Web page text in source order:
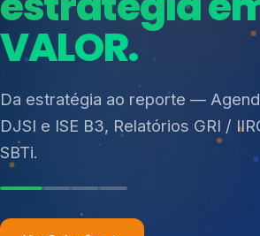
Consultoria, auditoria e
ISO 27701, ISO 42001, ISO 37001,
resíduos sólidos (PGRS/PMGRS).
Mudanças Climáticas
Reputação e Cadeia
Reporte Regulatório